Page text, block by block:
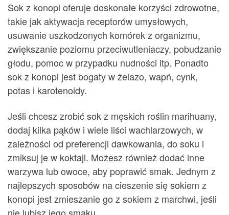
Sok z konopi oferuje doskonałe korzyści zdrowotne,
takie jak aktywacja receptorów umysłowych,
usuwanie uszkodzonych komórek z organizmu,
zwiększanie poziomu przeciwutleniaczy, pobudzanie
głodu, pomoc w przypadku nudności itp. Ponadto
sok z konopi jest bogaty w żelazo, wapń, cynk,
potas i karotenoidy.
Jeśli chcesz zrobić sok z męskich roślin marihuany,
dodaj kilka pąków i wiele liści wachlarzowych, w
zależności od preferencji dawkowania, do soku i
zmiksuj je w koktajl. Możesz również dodać inne
warzywa lub owoce, aby poprawić smak. Jednym z
najlepszych sposobów na cieszenie się sokiem z
konopi jest zmieszanie go z sokiem z marchwi, jeśli
nie lubisz jego smaku.